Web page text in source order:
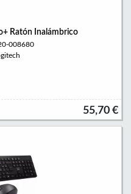
Ratón Inalámbrico
008680
55,70 €